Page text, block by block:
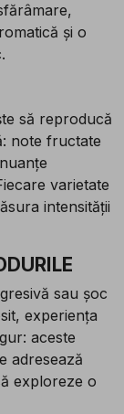
și o
să reproducă
note fructate
varietate
intensității
sau șoc
experiența
aceste
adresează
exploreze o